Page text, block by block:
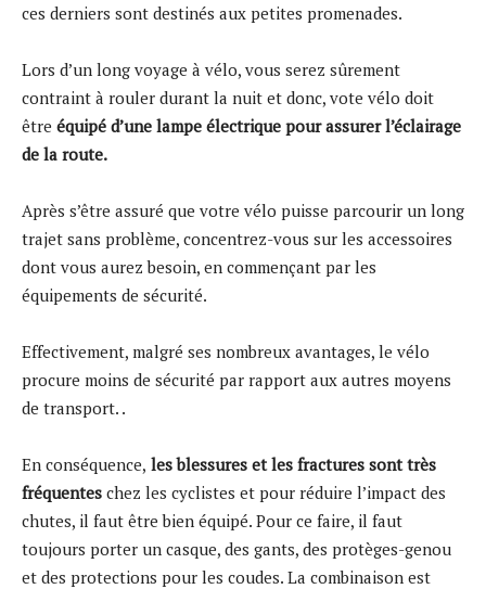
ces derniers sont destinés aux petites promenades.
Lors d’un long voyage à vélo, vous serez sûrement
contraint à rouler durant la nuit et donc, vote vélo doit
être équipé d’une lampe électrique pour assurer l’éclairage
de la route.
Après s’être assuré que votre vélo puisse parcourir un long
trajet sans problème, concentrez-vous sur les accessoires
dont vous aurez besoin, en commençant par les
équipements de sécurité.
Effectivement, malgré ses nombreux avantages, le vélo
procure moins de sécurité par rapport aux autres moyens
de transport. .
En conséquence, les blessures et les fractures sont très
fréquentes chez les cyclistes et pour réduire l’impact des
chutes, il faut être bien équipé. Pour ce faire, il faut
toujours porter un casque, des gants, des protèges-genou
et des protections pour les coudes. La combinaison est